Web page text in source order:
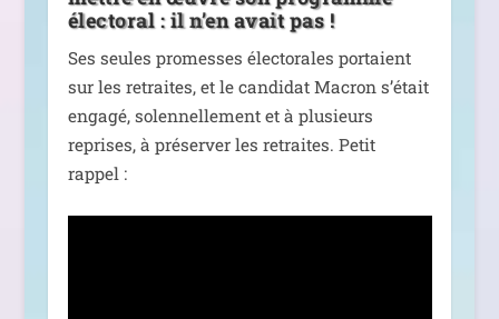
électoral : il n’en avait pas !
Ses seules pro­messes élec­to­rales por­taient
sur les retraites, et le can­di­dat Macron s’é­tait
enga­gé, solen­nel­le­ment et à plu­sieurs
reprises, à pré­ser­ver les retraites. Petit
rappel :